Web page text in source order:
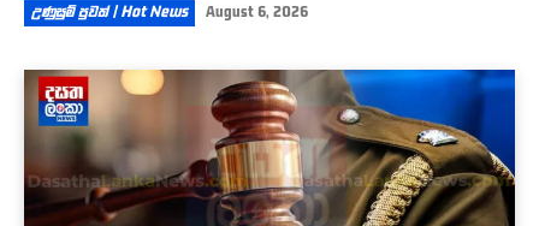
උණුසුම් පුවත් | Hot News August 6, 2026